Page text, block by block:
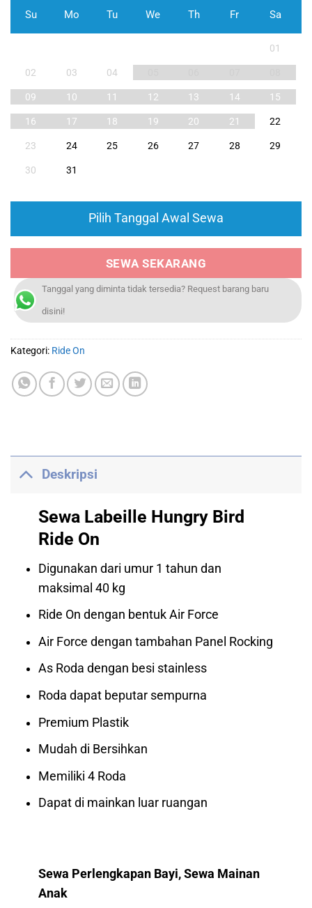
Su Mo Tu We Th Fr Sa
01
02 03 04
09 10 11 12 13 14 15
16 17 18 19 20 21 22
23 24 25 26 27 28 29
30 31
Pilih Tanggal Awal Sewa
SEWA SEKARANG
Tanggal yang diminta tidak tersedia? Request barang baru
disini!
Kategori: Ride On
Deskripsi
Sewa Labeille Hungry Bird
Ride On
Digunakan dari umur 1 tahun dan
maksimal 40 kg
Ride On dengan bentuk Air Force
Air Force dengan tambahan Panel Rocking
As Roda dengan besi stainless
Roda dapat beputar sempurna
Premium Plastik
Mudah di Bersihkan
Memiliki 4 Roda
Dapat di mainkan luar ruangan
Sewa Perlengkapan Bayi, Sewa Mainan
Anak